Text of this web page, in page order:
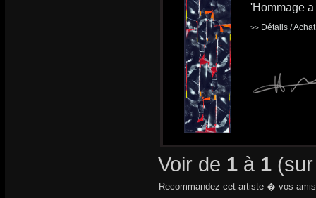
'Hommage
>> Détails /
Voir de 1 à 1
Recommandez cet artiste � vos